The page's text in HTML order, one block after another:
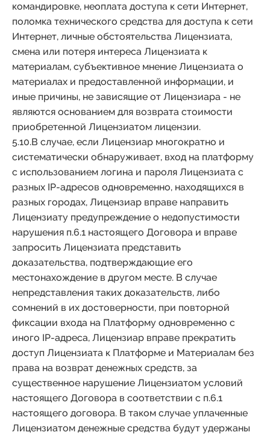
командировке, неоплата доступа к сети Интернет,
поломка технического средства для доступа к сети
Интернет, личные обстоятельства Лицензиата,
смена или потеря интереса Лицензиата к
материалам, субъективное мнение Лицензиата о
материалах и предоставленной информации, и
иные причины, не зависящие от Лицензиара - не
являются основанием для возврата стоимости
приобретенной Лицензиатом лицензии.
5.10.В случае, если Лицензиар многократно и
систематически обнаруживает, вход на платформу
с использованием логина и пароля Лицензиата с
разных IP-адресов одновременно, находящихся в
разных городах, Лицензиар вправе направить
Лицензиату предупреждение о недопустимости
нарушения п.6.1 настоящего Договора и вправе
запросить Лицензиата представить
доказательства, подтверждающие его
местонахождение в другом месте. В случае
непредставления таких доказательств, либо
сомнений в их достоверности, при повторной
фиксации входа на Платформу одновременно с
иного IP-адреса, Лицензиар вправе прекратить
доступ Лицензиата к Платформе и Материалам без
права на возврат денежных средств, за
существенное нарушение Лицензиатом условий
настоящего Договора в соответствии с п.6.1
настоящего договора. В таком случае уплаченные
Лицензиатом денежные средства будут удержаны